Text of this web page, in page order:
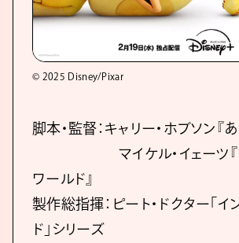
© 2025 Disney/Pixar
脚本・監督：キャリー・ホブソン『
マイケル・イェーツ『ソ
ワールド』
製作総指揮：ピート・ドクター「イ
ド」シリーズ